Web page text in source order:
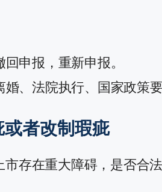
申报，重新申报。
、法院执行、国家政策
者改制瑕疵
存在重大障碍，是否合